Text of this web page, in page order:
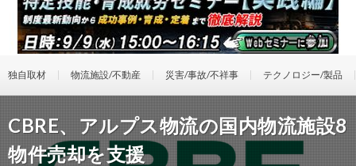
独自取材 物流施設/不動産 災害/事故/不祥事 テクノロジー/製品
CBRE、アルプス物流の国内物流施設8
物件売却を支援